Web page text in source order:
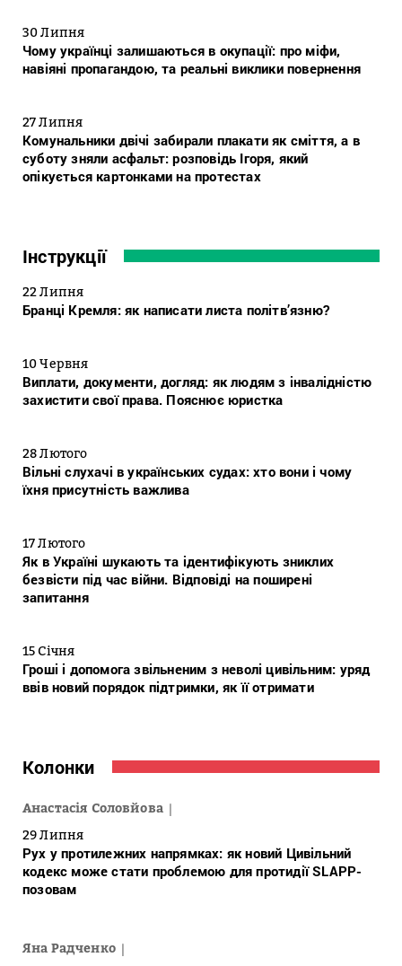
30 Липня
Чому українці залишаються в окупації: про міфи,
навіяні пропагандою, та реальні виклики повернення
27 Липня
Комунальники двічі забирали плакати як сміття, а в
суботу зняли асфальт: розповідь Ігоря, який
опікується картонками на протестах
Інструкції
22 Липня
Бранці Кремля: як написати листа політв’язню?
10 Червня
Виплати, документи, догляд: як людям з інвалідністю
захистити свої права. Пояснює юристка
28 Лютого
Вільні слухачі в українських судах: хто вони і чому
їхня присутність важлива
17 Лютого
Як в Україні шукають та ідентифікують зниклих
безвісти під час війни. Відповіді на поширені
запитання
15 Січня
Гроші і допомога звільненим з неволі цивільним: уряд
ввів новий порядок підтримки, як її отримати
Колонки
Анастасія Соловйова
29 Липня
Рух у протилежних напрямках: як новий Цивільний
кодекс може стати проблемою для протидії SLAPP-
позовам
Яна Радченко